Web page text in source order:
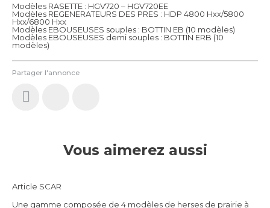
Partager l'annonce
Modèles RASETTE : HGV720 – HGV720EE
Modèles REGENERATEURS DES PRES : HDP 4800 Hxx/5800
Hxx/6800 Hxx
Modèles EBOUSEUSES souples : BOTTIN EB (10 modèles)
Modèles EBOUSEUSES demi souples : BOTTIN ERB (10
modèles)
Vous aimerez aussi
Article SCAR
Une gamme composée de 4 modèles de herses de prairie à